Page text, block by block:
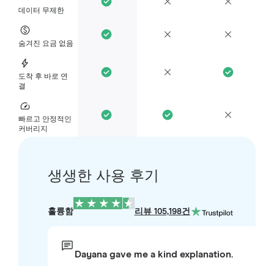
데이터 무제한
숨겨진 요금 없음
도착 후 바로 연
결
빠르고 안정적인
커버리지
생생한 사용 후기
훌륭함 리뷰 105,198건
Dayana gave me a kind explanation.